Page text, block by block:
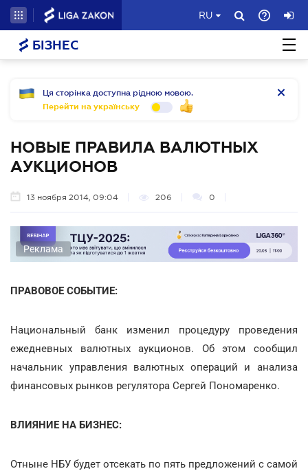
RU
БІЗНЕС
Ця сторінка доступна рідною мовою.
Перейти на українську
НОВЫЕ ПРАВИЛА ВАЛЮТНЫХ
АУКЦИОНОВ
13 ноября 2014, 09:04 206 0
Реклама
ПРАВОВОЕ СОБЫТИЕ:
Национальный банк изменил процедуру проведения
ежедневных валютных аукционов. Об этом сообщил
начальник управления валютных операций и анализа
финансовых рынков регулятора Сергей Пономаренко.
ВЛИЯНИЕ НА БИЗНЕС:
Отныне НБУ будет отсекать по пять предложений с самой